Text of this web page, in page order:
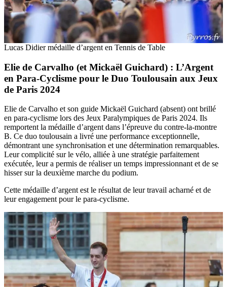
Lucas Didier médaille d’argent en Tennis de Table
Elie de Carvalho (et Mickaël Guichard) : L’Argent
en Para-Cyclisme pour le Duo Toulousain aux Jeux
de Paris 2024
Elie de Carvalho et son guide Mickaël Guichard (absent) ont brillé
en para-cyclisme lors des Jeux Paralympiques de Paris 2024. Ils
remportent la médaille d’argent dans l’épreuve du contre-la-montre
B. Ce duo toulousain a livré une performance exceptionnelle,
démontrant une synchronisation et une détermination remarquables.
Leur complicité sur le vélo, alliée à une stratégie parfaitement
exécutée, leur a permis de réaliser un temps impressionnant et de se
hisser sur la deuxième marche du podium.
Cette médaille d’argent est le résultat de leur travail acharné et de
leur engagement pour le para-cyclisme.